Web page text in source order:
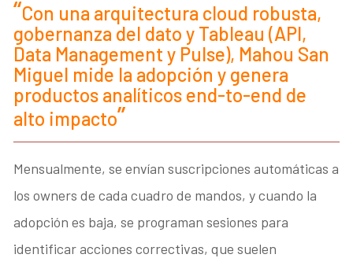
Con una arquitectura cloud robusta,
gobernanza del dato y Tableau (API,
Data Management y Pulse), Mahou San
Miguel mide la adopción y genera
productos analíticos end-to-end de
alto impacto
Mensualmente, se envían suscripciones automáticas a
los owners de cada cuadro de mandos, y cuando la
adopción es baja, se programan sesiones para
identificar acciones correctivas, que suelen